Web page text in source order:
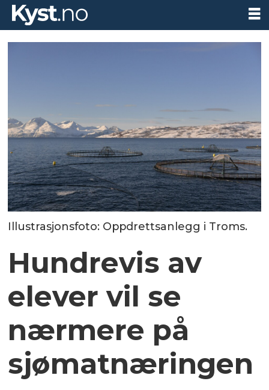
Illustrasjonsfoto: Oppdrettsanlegg i Troms.
Hundrevis av
elever vil se
nærmere på
sjømatnæringen